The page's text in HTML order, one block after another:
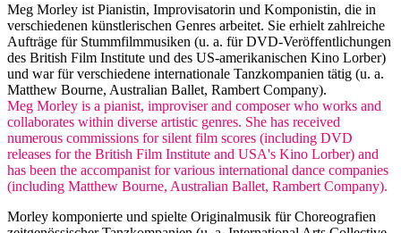
Meg Morley ist Pianistin, Improvisatorin und Komponistin, die in
verschiedenen künstlerischen Genres arbeitet. Sie erhielt zahlreiche
Aufträge für Stummfilmmusiken (u. a. für DVD-Veröffentlichungen
des British Film Institute und des US-amerikanischen Kino Lorber)
und war für verschiedene internationale Tanzkompanien tätig (u. a.
Matthew Bourne, Australian Ballet, Rambert Company).
Meg Morley is a pianist, improviser and composer who works and
collaborates within diverse artistic genres. She has received
numerous commissions for silent film scores (including DVD
releases for the British Film Institute and USA's Kino Lorber) and
has been the accompanist for various international dance companies
(including Matthew Bourne, Australian Ballet, Rambert Company).
Morley komponierte und spielte Originalmusik für Choreografien